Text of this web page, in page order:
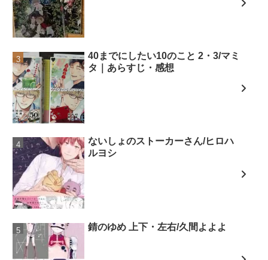
40までにしたい10のこと 2・3/マミ
タ｜あらすじ・感想
ないしょのストーカーさん/ヒロハ
ルヨシ
錆のゆめ 上下・左右/久間よよよ